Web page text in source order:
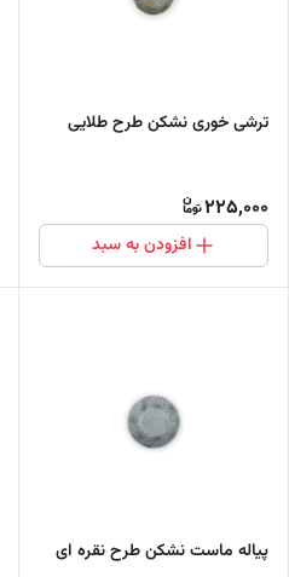
ترشی خوری نشکن طرح طلایی
225,000
افزودن به سبد
پیاله ماست نشکن طرح نقره ای